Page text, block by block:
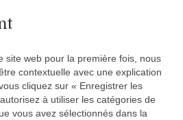
site web pour la première fois, nous
contextuelle avec une explication
cliquez sur « Enregistrer les
à utiliser les catégories de
vous avez sélectionnés dans la